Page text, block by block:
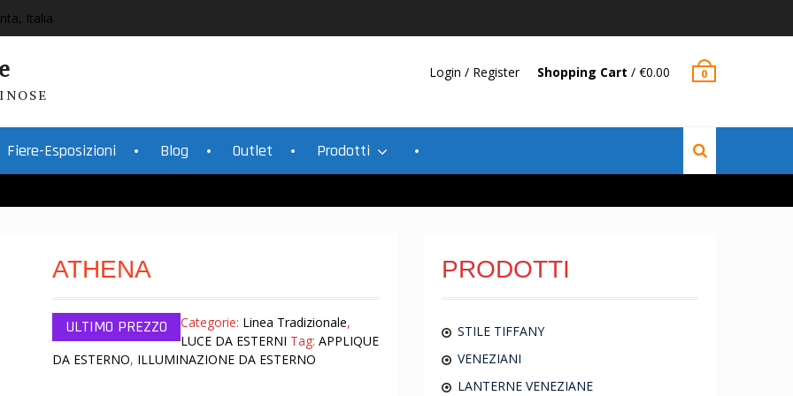
Italia
Login / Register Shopping Cart / €0.00 0
Fiere-Esposizioni Blog Outlet Prodotti
ATHENA
Categorie: Linea Tradizionale,
LUCE DA ESTERNI Tag:APPLIQUE
DA ESTERNO, ILLUMINAZIONE DA ESTERNO
PRODOTTI
STILE TIFFANY
VENEZIANI
LANTERNE VENEZIANE